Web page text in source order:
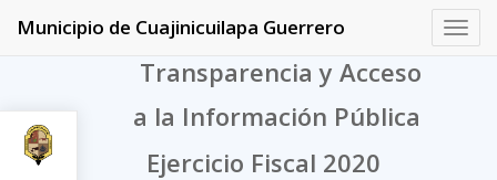
Municipio de Cuajinicuilapa Guerrero
Transparencia y Acceso
a la Información Pública
Ejercicio Fiscal 2020